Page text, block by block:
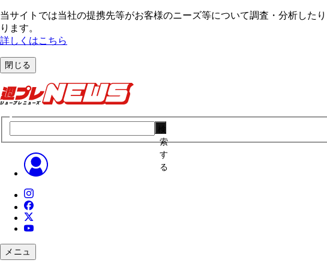
当サイトでは当社の提携先等がお客様のニーズ等について調査・分析した
ります。
詳しくはこちら
閉じる
索
す
る
メニュ